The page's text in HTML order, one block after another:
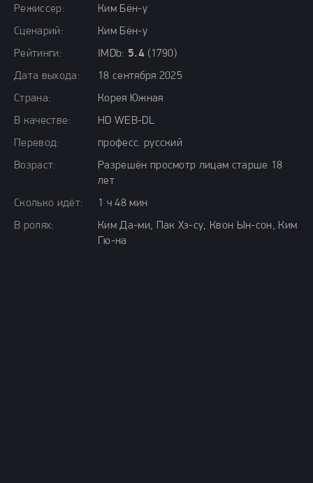
Режиссер:
Ким Бён-у
Сценарий:
Ким Бён-у
Рейтинги:
IMDb: 5.4 (1790)
Дата выхода:
18 сентября 2025
Страна:
Корея Южная
В качестве:
HD WEB-DL
Перевод:
професс. русский
Возраст:
Разрешён просмотр лицам старше 18
лет
Сколько идёт:
1 ч 48 мин
В ролях:
Ким Да-ми, Пак Хэ-су, Квон Ын-сон, Ким
Гю-на